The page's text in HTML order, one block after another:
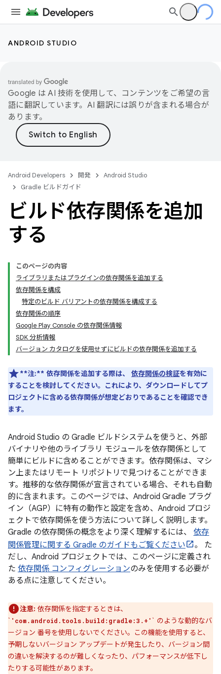
ANDROID STUDIO
Google は AI 技術を使用して、コンテンツをご希望の言
語に翻訳しています。AI 翻訳には誤りが含まれる場合が
あります。
Android Developers 開発
Android Studio
Gradle ビルドガイド
ビルド依存関係を追加
する
このページの内容
ライブラリまたはプラグインの依存関係を追加する
依存関係を構成
特定のビルド バリアントの依存関係を構成する
依存関係の順序
Google Play Console の依存関係情報
SDK 分析情報
バージョン カタログを使用せずにビルドの依存関係を追加する
**注:** 依存関係を追加する際は、 依存関係の検証を有効に
することを検討してください。これにより、ダウンロードしてプ
ロジェクトに含める依存関係が想定どおりであることを確認でき
ます。
Android Studio の Gradle ビルドシステムを使うと、外部
バイナリや他のライブラリ モジュールを依存関係として
簡単にビルドに含めることができます。依存関係は、マシ
ン上またはリモート リポジトリで見つけることができま
す。推移的な依存関係が宣言されている場合、それも自動
的に含まれます。このページでは、Android Gradle プラグ
イン（AGP）に特有の動作と設定を含め、Android プロジ
ェクトで依存関係を使う方法について詳しく説明します。
Gradle の依存関係の概念をより深く理解するには、 依存
関係管理に関する Gradle のガイドもご覧ください
。 た
だし、Android プロジェクトでは、このページに定義され
た 依存関係 コンフィグレーションのみを使用する必要が
ある点に注意してください。
注意: 依存関係を指定するときは、
` 'com.android.tools.build:gradle:3.+' ` のような動的なバ
ージョン 番号を使用しないでください。この機能を使用すると、
予期しないバージョン アップデートが発生したり、バージョン間
の違いを解決するのが難しくなったり、パフォーマンスが低下し
たりする可能性があります。